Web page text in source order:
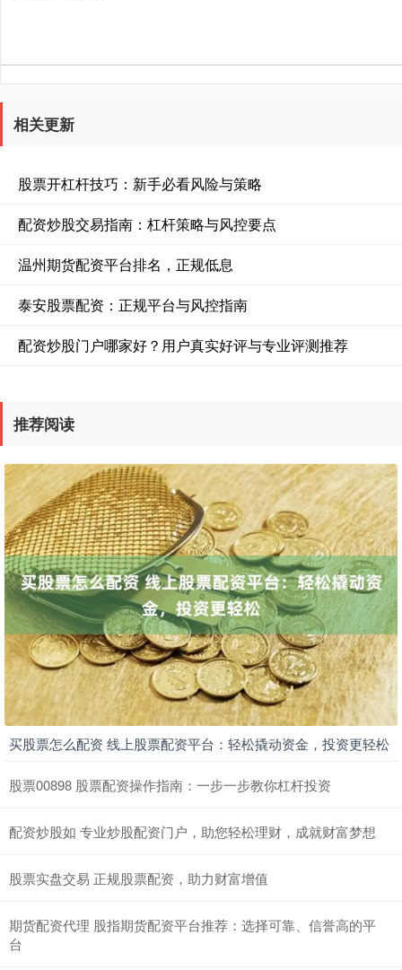
相关更新
股票开杠杆技巧：新手必看风险与策略
配资炒股交易指南：杠杆策略与风控要点
温州期货配资平台排名，正规低息
泰安股票配资：正规平台与风控指南
配资炒股门户哪家好？用户真实好评与专业评测推荐
推荐阅读
买股票怎么配资 线上股票配资平台：轻松撬动资金，投资更轻松
股票00898 股票配资操作指南：一步一步教你杠杆投资
配资炒股如 专业炒股配资门户，助您轻松理财，成就财富梦想
股票实盘交易 正规股票配资，助力财富增值
期货配资代理 股指期货配资平台推荐：选择可靠、信誉高的平
台